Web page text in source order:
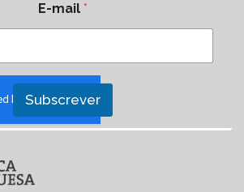
E-mail *
Subscrever